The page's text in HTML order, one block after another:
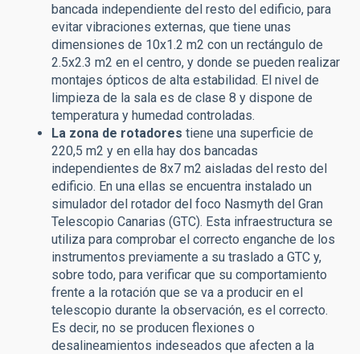
bancada independiente del resto del edificio, para
evitar vibraciones externas, que tiene unas
dimensiones de 10x1.2 m2 con un rectángulo de
2.5x2.3 m2 en el centro, y donde se pueden realizar
montajes ópticos de alta estabilidad. El nivel de
limpieza de la sala es de clase 8 y dispone de
temperatura y humedad controladas.
La zona de rotadores tiene una superficie de
220,5 m2 y en ella hay dos bancadas
independientes de 8x7 m2 aisladas del resto del
edificio. En una ellas se encuentra instalado un
simulador del rotador del foco Nasmyth del Gran
Telescopio Canarias (GTC). Esta infraestructura se
utiliza para comprobar el correcto enganche de los
instrumentos previamente a su traslado a GTC y,
sobre todo, para verificar que su comportamiento
frente a la rotación que se va a producir en el
telescopio durante la observación, es el correcto.
Es decir, no se producen flexiones o
desalineamientos indeseados que afecten a la